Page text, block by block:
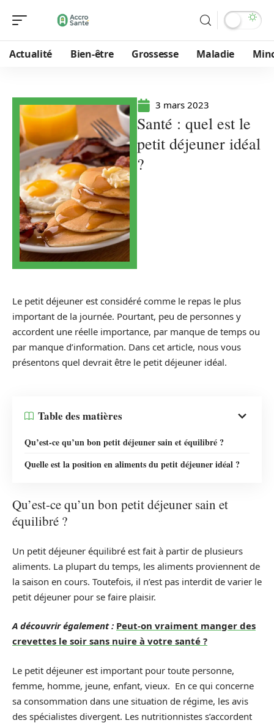
Actualité Bien-être Grossesse Maladie
3 mars 2023
Santé : quel est le
petit déjeuner idéal
?
Le petit déjeuner est considéré comme le repas le plus
important de la journée. Pourtant, peu de personnes y
accordent une réelle importance, par manque de temps ou
par manque d’information. Dans cet article, nous vous
présentons quel devrait être le petit déjeuner idéal.
Table des matières
Qu’est-ce qu’un bon petit déjeuner sain et équilibré ?
Quelle est la position en aliments du petit déjeuner idéal ?
Qu’est-ce qu’un bon petit déjeuner sain et
équilibré ?
Un petit déjeuner équilibré est fait à partir de plusieurs
aliments. La plupart du temps, les aliments proviennent de
la saison en cours. Toutefois, il n’est pas interdit de varier le
petit déjeuner pour se faire plaisir.
A découvrir également : Peut-on vraiment manger des
crevettes le soir sans nuire à votre santé ?
Le petit déjeuner est important pour toute personne,
femme, homme, jeune, enfant, vieux. En ce qui concerne
sa consommation dans une situation de régime, les avis
des spécialistes divergent. Les nutritionnistes s’accordent